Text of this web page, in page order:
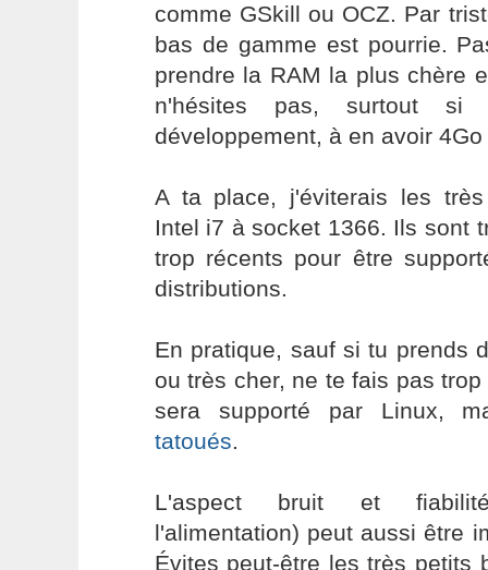
comme GSkill ou OCZ. Par
bas de gamme est pourrie.
prendre la RAM la plus chère
n'hésites pas, surtout
développement, à en avoir
A ta place, j'éviterais les très
Intel i7 à socket 1366. Ils sont
trop récents pour être
distributions.
En pratique, sauf si tu prends
ou très cher, ne te fais pas
sera supporté par Linux,
tatoués.
L'aspect bruit et
l'alimentation) peut aussi être
Évites peut-être les très petits